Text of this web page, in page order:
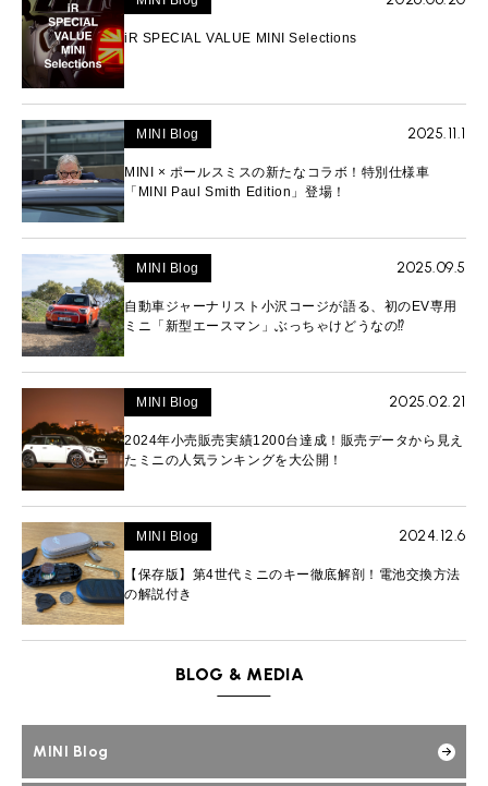
iR SPECIAL VALUE MINI Selections
MINI Blog 2025.11.1
MINI × ポールスミスの新たなコラボ！特別仕様車
「MINI Paul Smith Edition」登場！
MINI Blog 2025.09.5
自動車ジャーナリスト小沢コージが語る、初のEV専用
ミニ「新型エースマン」ぶっちゃけどうなの⁉︎
MINI Blog 2025.02.21
2024年小売販売実績1200台達成！販売データから見え
たミニの人気ランキングを大公開！
MINI Blog 2024.12.6
【保存版】第4世代ミニのキー徹底解剖！電池交換方法
の解説付き
BLOG & MEDIA
MINI Blog